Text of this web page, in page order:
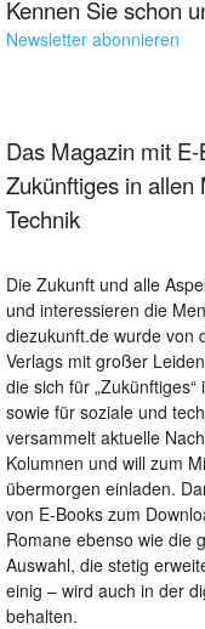
Kennen Sie schon
Newsletter abonnieren
Das Magazin mit
Zukünftiges in allen
Technik
Die Zukunft und alle
und interessieren die
diezukunft.de wurde von
Verlags mit großer
die sich für
sowie für soziale und
versammelt aktuelle
Kolumnen und will zum
übermorgen einladen.
von E-Books zum
Romane ebenso wie die
Auswahl, die stetig
einig – wird auch in der
behalten.